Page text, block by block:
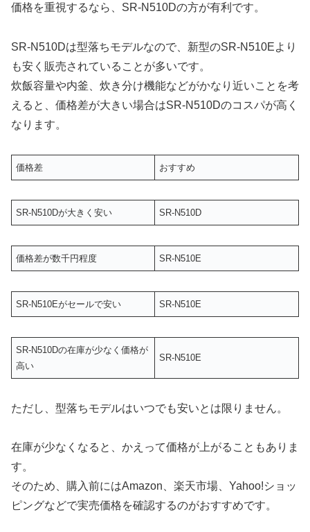
価格を重視するなら、SR-N510Dの方が有利です。
SR-N510Dは型落ちモデルなので、新型のSR-N510Eより
も安く販売されていることが多いです。
炊飯容量や内釜、炊き分け機能などがかなり近いことを考
えると、価格差が大きい場合はSR-N510Dのコスパが高く
なります。
価格差 おすすめ
SR-N510Dが大きく安い SR-N510D
価格差が数千円程度 SR-N510E
SR-N510Eがセールで安い SR-N510E
SR-N510Dの在庫が少なく価格が
高い
SR-N510E
ただし、型落ちモデルはいつでも安いとは限りません。
在庫が少なくなると、かえって価格が上がることもありま
す。
そのため、購入前にはAmazon、楽天市場、Yahoo!ショッ
ピングなどで実売価格を確認するのがおすすめです。